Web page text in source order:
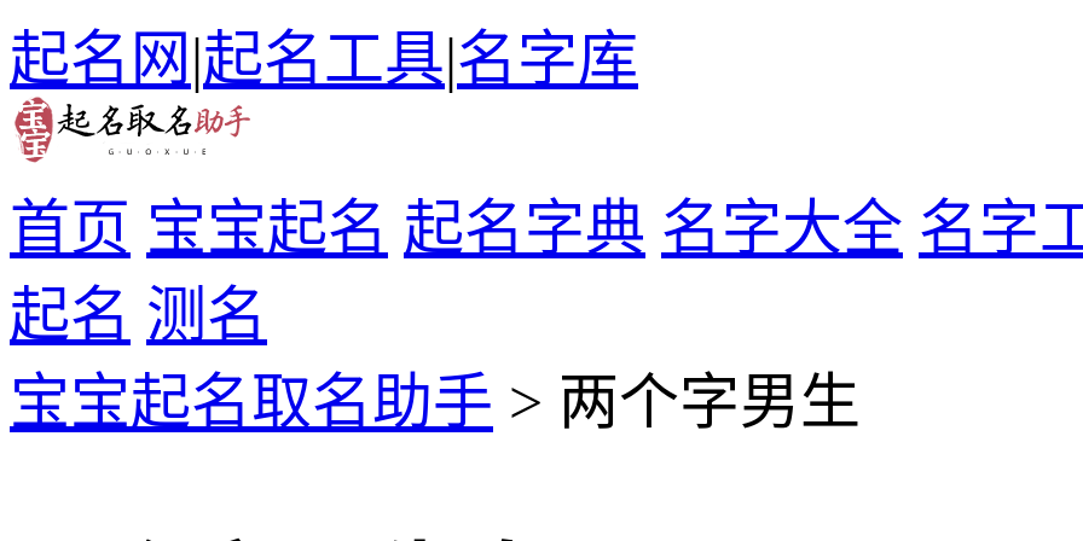
起名网|起名工具|名字库
首页 宝宝起名 起名字典 名字大全 名字
起名 测名
宝宝起名取名助手 > 两个字男生